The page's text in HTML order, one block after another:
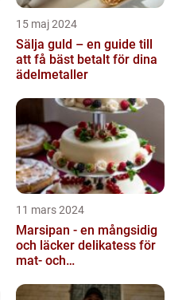
15 maj 2024
Sälja guld – en guide till
att få bäst betalt för dina
ädelmetaller
11 mars 2024
Marsipan - en mångsidig
och läcker delikatess för
mat- och